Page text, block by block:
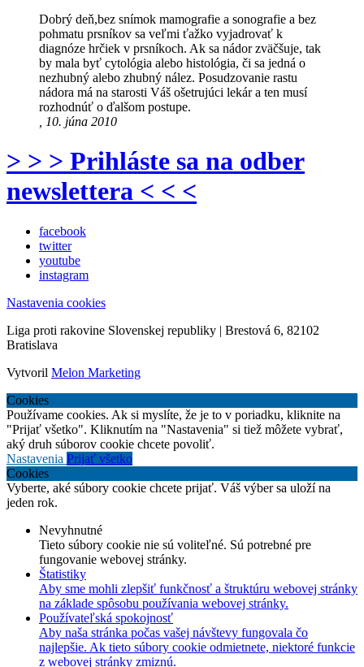
Dobrý deň,bez snímok mamografie a sonografie a bez
pohmatu prsníkov sa veľmi ťažko vyjadrovať k
diagnóze hrčiek v prsníkoch. Ak sa nádor zväčšuje, tak
by mala byť cytológia alebo histológia, či sa jedná o
nezhubný alebo zhubný nález. Posudzovanie rastu
nádora má na starosti Váš ošetrujúci lekár a ten musí
rozhodnúť o ďalšom postupe.
, 10. júna 2010
> > > Prihláste sa na odber
newslettera < < <
facebook
twitter
youtube
instagram
Nastavenia cookies
Liga proti rakovine Slovenskej republiky | Brestová 6, 82102
Bratislava
Vytvoril Melon Marketing
Cookies
Používame cookies. Ak si myslíte, že je to v poriadku, kliknite na
"Prijať všetko". Kliknutím na "Nastavenia" si tiež môžete vybrať,
aký druh súborov cookie chcete povoliť.
Nastavenia Prijať všetko
Cookies
Vyberte, aké súbory cookie chcete prijať. Váš výber sa uloží na
jeden rok.
Nevyhnutné
Tieto súbory cookie nie sú voliteľné. Sú potrebné pre
fungovanie webovej stránky.
Štatistiky
Aby sme mohli zlepšiť funkčnosť a štruktúru webovej stránky
na základe spôsobu používania webovej stránky.
Používateľská spokojnosť
Aby naša stránka počas vašej návštevy fungovala čo
najlepšie. Ak tieto súbory cookie odmietnete, niektoré funkcie
z webovej stránky zmiznú.